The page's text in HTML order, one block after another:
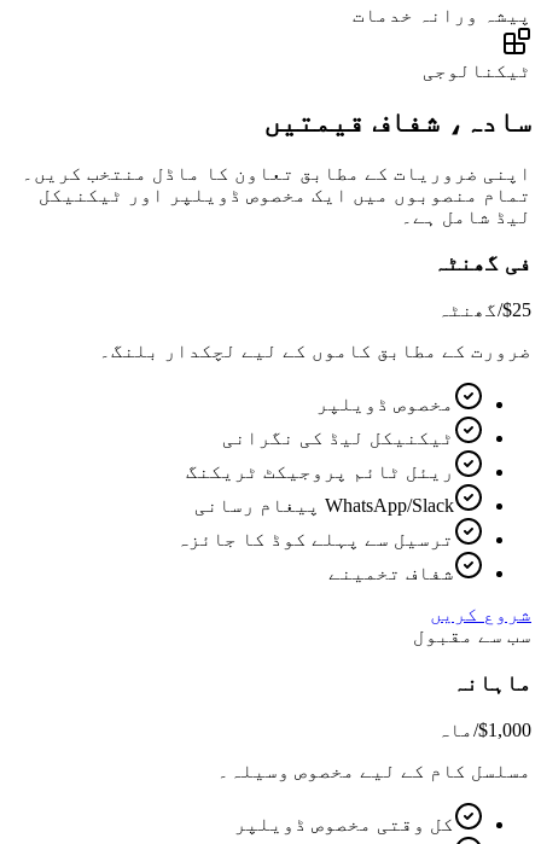
پیشہ ورانہ خدمات
ٹیکنالوجی
سادہ، شفاف قیمتیں
اپنی ضروریات کے مطابق تعاون کا ماڈل منتخب کریں۔
تمام منصوبوں میں ایک مخصوص ڈویلپر اور ٹیکنیکل
لیڈ شامل ہے۔
فی گھنٹہ
$25/گھنٹہ
ضرورت کے مطابق کاموں کے لیے لچکدار بلنگ۔
مخصوص ڈویلپر
ٹیکنیکل لیڈ کی نگرانی
ریئل ٹائم پروجیکٹ ٹریکنگ
WhatsApp/Slack پیغام رسانی
ترسیل سے پہلے کوڈ کا جائزہ
شفاف تخمینے
شروع کریں
سب سے مقبول
ماہانہ
$1,000/ماہ
مسلسل کام کے لیے مخصوص وسیلہ۔
کل وقتی مخصوص ڈویلپر